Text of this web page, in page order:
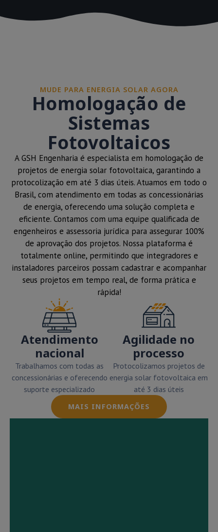
MUDE PARA ENERGIA SOLAR AGORA
Homologação de
Sistemas
Fotovoltaicos
A GSH Engenharia é especialista em homologação de
projetos de energia solar fotovoltaica, garantindo a
protocolização em até 3 dias úteis. Atuamos em todo o
Brasil, com atendimento em todas as concessionárias
de energia, oferecendo uma solução completa e
eficiente. Contamos com uma equipe qualificada de
engenheiros e assessoria jurídica para assegurar 100%
de aprovação dos projetos. Nossa plataforma é
totalmente online, permitindo que integradores e
instaladores parceiros possam cadastrar e acompanhar
seus projetos em tempo real, de forma prática e
rápida!
Atendimento
nacional
Trabalhamos com todas as
concessionárias e oferecendo
suporte especializado
Agilidade no
processo
Protocolizamos projetos de
energia solar fotovoltaica em
até 3 dias úteis
MAIS INFORMAÇÕES